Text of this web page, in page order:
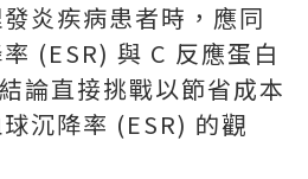
炎疾病患者時，應同
(ESR) 與 C 反應蛋白
論直接挑戰以節省成本
沉降率 (ESR) 的觀